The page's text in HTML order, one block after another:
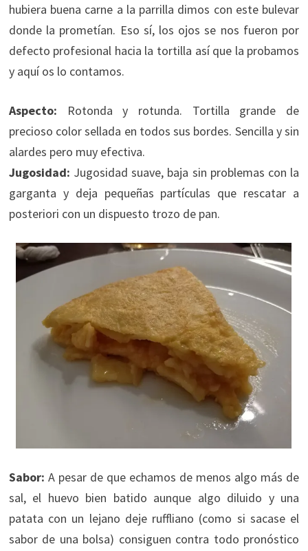
hubiera buena carne a la parrilla dimos con este bulevar
donde la prometían. Eso sí, los ojos se nos fueron por
defecto profesional hacia la tortilla así que la probamos
y aquí os lo contamos.
Aspecto: Rotonda y rotunda. Tortilla grande de
precioso color sellada en todos sus bordes. Sencilla y sin
alardes pero muy efectiva.
Jugosidad: Jugosidad suave, baja sin problemas con la
garganta y deja pequeñas partículas que rescatar a
posteriori con un dispuesto trozo de pan.
Sabor: A pesar de que echamos de menos algo más de
sal, el huevo bien batido aunque algo diluido y una
patata con un lejano deje ruffliano (como si sacase el
sabor de una bolsa) consiguen contra todo pronóstico